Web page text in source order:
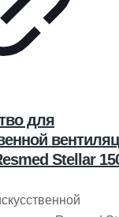
для
Stellar